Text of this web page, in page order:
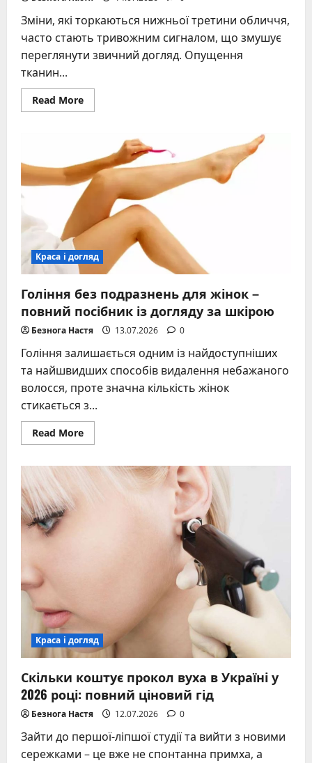
Зміни, які торкаються нижньої третини обличчя,
часто стають тривожним сигналом, що змушує
переглянути звичний догляд. Опущення
тканин...
Read MoreRead
more
прибрати
на
обличчі
–
повний
посібник
пружної
шкіри
Краса і догляд
Гоління без подразнень для жінок –
повний посібник із догляду за шкірою
Безнога Настя 13.07.2026 0
Гоління залишається одним із найдоступніших
та найшвидших способів видалення небажаного
волосся, проте значна кількість жінок
стикається з...
Read MoreRead
more
без
подразнень
Краса і догляд
Скільки коштує прокол вуха в Україні у
2026 році: повний ціновий гід
Безнога Настя 12.07.2026 0
Зайти до першої-ліпшої студії та вийти з новими
сережками – це вже не спонтанна примха, а